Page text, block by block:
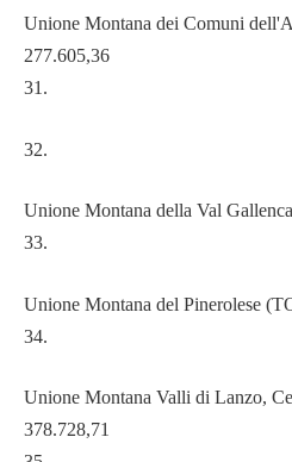
Unione Montana dei Comuni
277.605,36
31.
32.
Unione Montana della Val
33.
Unione Montana del Pinerolese
34.
Unione Montana Valli di Lanzo,
378.728,71